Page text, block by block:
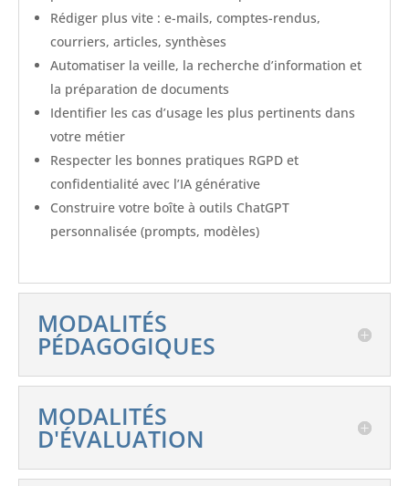
Rédiger plus vite : e-mails, comptes-rendus,
courriers, articles, synthèses
Automatiser la veille, la recherche d’information et
la préparation de documents
Identifier les cas d’usage les plus pertinents dans
votre métier
Respecter les bonnes pratiques RGPD et
confidentialité avec l’IA générative
Construire votre boîte à outils ChatGPT
personnalisée (prompts, modèles)
MODALITÉS
PÉDAGOGIQUES
MODALITÉS
D'ÉVALUATION